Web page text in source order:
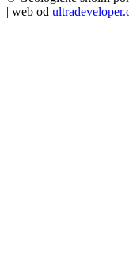
| web od